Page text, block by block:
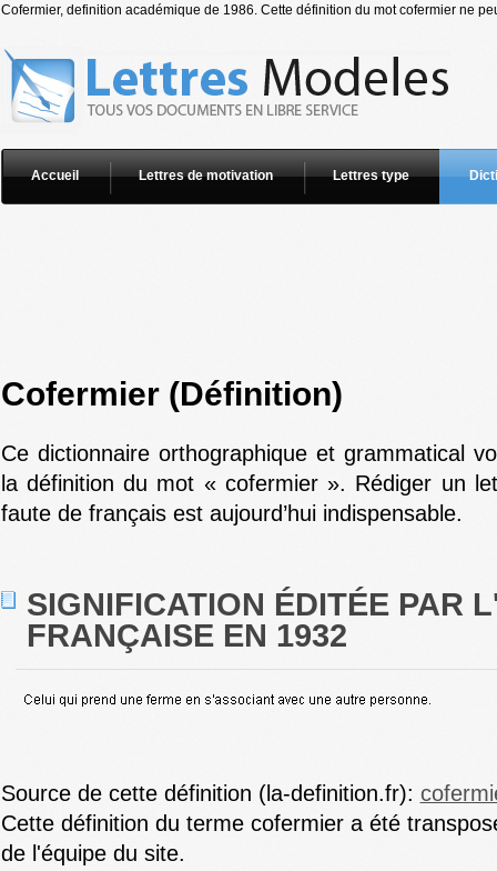
Cofermier, definition académique de 1986. Cette définition du mot cofermier ne
Accueil Lettres de motivation Lettres type
Cofermier (Définition)
Ce dictionnaire orthographique et grammatical
la définition du mot « cofermier ». Rédiger un
faute de français est aujourd’hui indispensable.
SIGNIFICATION ÉDITÉE PAR
FRANÇAISE EN 1932
Source de cette définition (la-definition.fr):
Cette définition du terme cofermier a été
de l'équipe du site.